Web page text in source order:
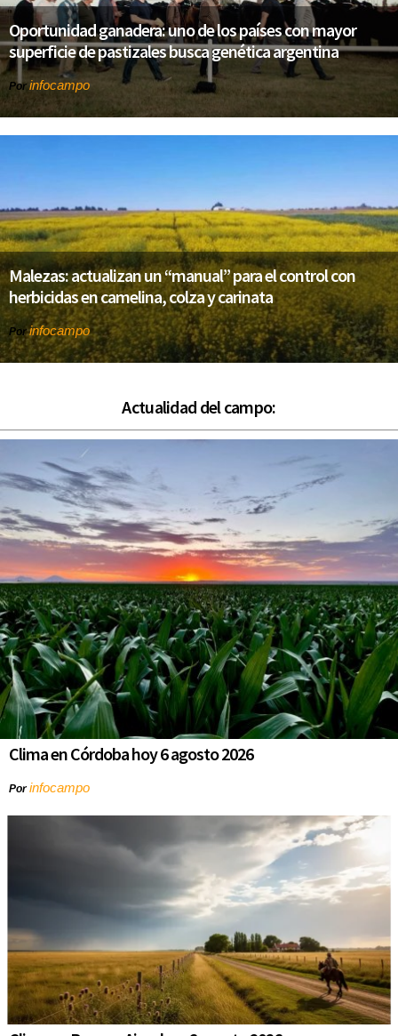
Oportunidad ganadera: uno de los países con mayor
superficie de pastizales busca genética argentina
Por infocampo
Malezas: actualizan un “manual” para el control con
herbicidas en camelina, colza y carinata
Porinfocampo
Actualidad del campo:
Clima en Córdoba hoy 6 agosto 2026
Porinfocampo